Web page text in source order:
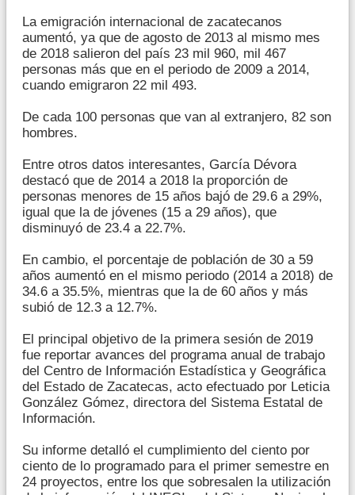
La emigración internacional de zacatecanos
aumentó, ya que de agosto de 2013 al mismo mes
de 2018 salieron del país 23 mil 960, mil 467
personas más que en el periodo de 2009 a 2014,
cuando emigraron 22 mil 493.
De cada 100 personas que van al extranjero, 82 son
hombres.
Entre otros datos interesantes, García Dévora
destacó que de 2014 a 2018 la proporción de
personas menores de 15 años bajó de 29.6 a 29%,
igual que la de jóvenes (15 a 29 años), que
disminuyó de 23.4 a 22.7%.
En cambio, el porcentaje de población de 30 a 59
años aumentó en el mismo periodo (2014 a 2018) de
34.6 a 35.5%, mientras que la de 60 años y más
subió de 12.3 a 12.7%.
El principal objetivo de la primera sesión de 2019
fue reportar avances del programa anual de trabajo
del Centro de Información Estadística y Geográfica
del Estado de Zacatecas, acto efectuado por Leticia
González Gómez, directora del Sistema Estatal de
Información.
Su informe detalló el cumplimiento del ciento por
ciento de lo programado para el primer semestre en
24 proyectos, entre los que sobresalen la utilización